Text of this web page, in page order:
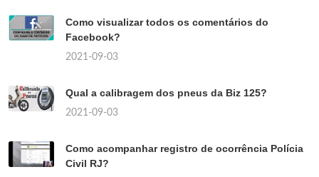
Como visualizar todos os comentários do
Facebook?
2021-09-03
Qual a calibragem dos pneus da Biz 125?
2021-09-03
Como acompanhar registro de ocorrência Polícia
Civil RJ?